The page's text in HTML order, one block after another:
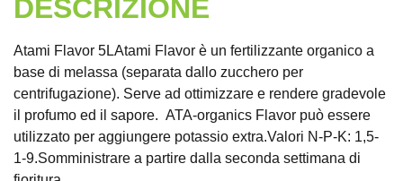
DESCRIZIONE
Atami Flavor 5LAtami Flavor è un fertilizzante organico a
base di melassa (separata dallo zucchero per
centrifugazione). Serve ad ottimizzare e rendere gradevole
il profumo ed il sapore. ATA-organics Flavor può essere
utilizzato per aggiungere potassio extra.Valori N-P-K: 1,5-
1-9.Somministrare a partire dalla seconda settimana di